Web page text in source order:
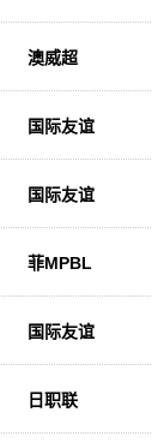
澳威超
国际友谊
国际友谊
菲MPBL
国际友谊
日职联